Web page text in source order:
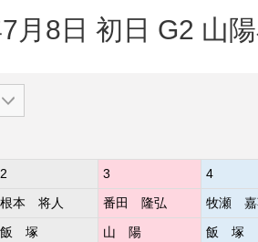
8日 初日 G2 山
2 3 4
根本 将人 番田 隆弘 牧瀬 嘉
飯 塚
山 陽
飯 塚